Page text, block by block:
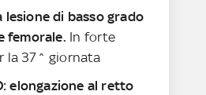
lesione di basso grado
femorale. In forte
la 37^ giornata
elongazione al retto